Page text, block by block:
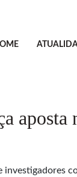
aposta
investigadores